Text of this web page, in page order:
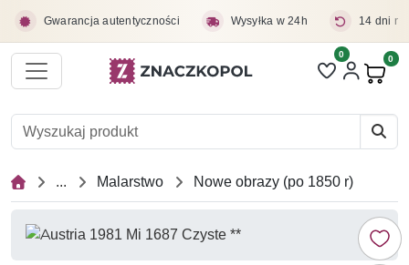
Gwarancja autentyczności Wysyłka w 24h 14 dni
Liczba pozycji
0 0
... Malarstwo Nowe obrazy (po 1850 r)